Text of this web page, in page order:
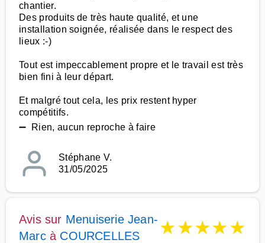
chantier.
Des produits de très haute qualité, et une
installation soignée, réalisée dans le respect des
lieux :-)
Tout est impeccablement propre et le travail est très
bien fini à leur départ.
Et malgré tout cela, les prix restent hyper
compétitifs.
➖ Rien, aucun reproche à faire
Stéphane V.
31/05/2025
Avis sur Menuiserie Jean-
Marcà COURCELLES ★★★★★